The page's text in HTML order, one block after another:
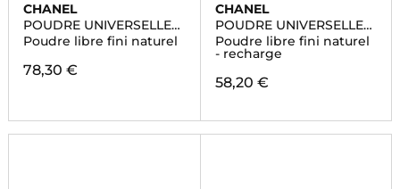
CHANEL
POUDRE UNIVERSELLE
LIBRE
Poudre libre fini naturel
78,30 €
CHANEL
POUDRE UNIVERSELLE
LIBRE
Poudre libre fini naturel
- recharge
58,20 €